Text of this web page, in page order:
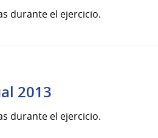
durante el ejercicio.
2013
durante el ejercicio.